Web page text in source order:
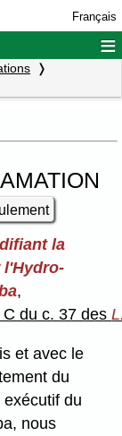
Français
≡
la
l'Hydro-
,
C du c. 37 des
et avec le
du
exécutif du
nous